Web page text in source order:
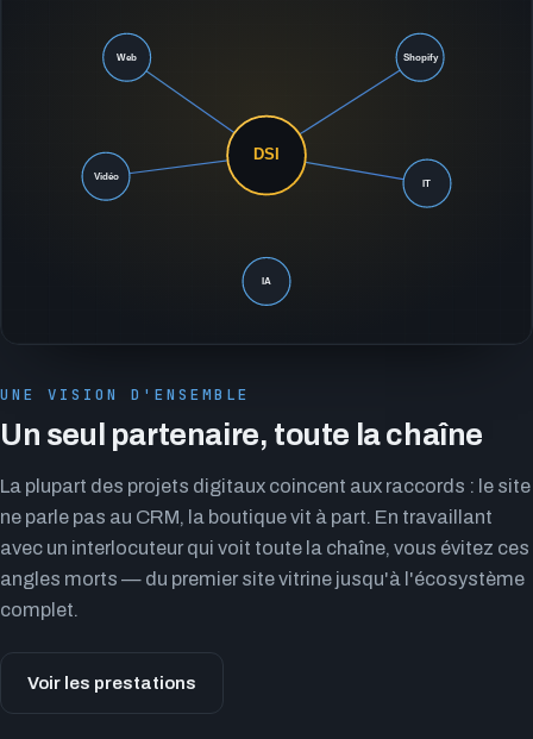
UNE VISION D'ENSEMBLE
Un seul partenaire, toute la chaîne
La plupart des projets digitaux coincent aux raccords : le site
ne parle pas au CRM, la boutique vit à part. En travaillant
avec un interlocuteur qui voit toute la chaîne, vous évitez ces
angles morts — du premier site vitrine jusqu'à l'écosystème
complet.
Voir les prestations